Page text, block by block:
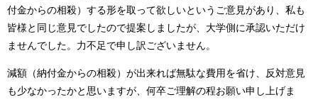
付金からの相殺）する形を取って欲しいというご意見があり、私も
皆様と同じ意見でしたので提案しましたが、大学側に承認いただけ
ませんでした。力不足で申し訳ございません。
減額（納付金からの相殺）が出来れば無駄な費用を省け、反対意見
も少なかったかと思いますが、何卒ご理解の程お願い申し上げま